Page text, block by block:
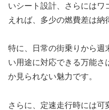
いシート設計、さらにはワ
えれば、多少の燃費差は納
特に、日常の街乗りから週
い用途に対応できる万能さ
か見られない魅力です。
さらに、定速走行時には可